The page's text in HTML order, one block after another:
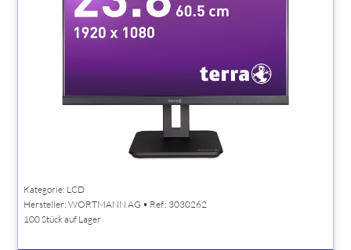
Kategorie: LCD
Hersteller:WORTMANN AG • Ref.: 3030262
100 Stück auf Lager